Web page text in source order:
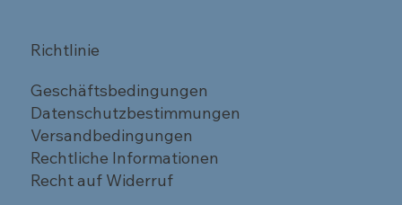
Richtlinie
Geschäftsbedingungen
Datenschutzbestimmungen
Versandbedingungen
Rechtliche Informationen
Recht auf Widerruf